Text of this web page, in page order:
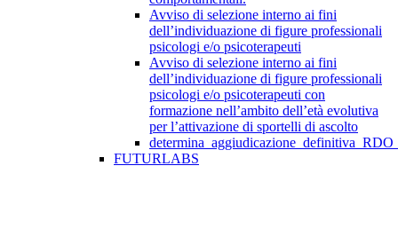
Avviso di selezione interno ai fini
dell’individuazione di figure professionali
psicologi e/o psicoterapeuti
Avviso di selezione interno ai fini
dell’individuazione di figure professionali
psicologi e/o psicoterapeuti con
formazione nell’ambito dell’età evolutiva
per l’attivazione di sportelli di ascolto
FUTURLABS